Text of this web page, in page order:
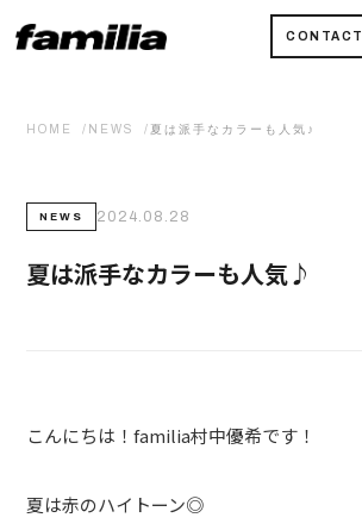
CONTACT
HOME NEWS 夏は派手なカラーも人気♪
NEWS 2024.08.28
夏は派手なカラーも人気♪
こんにちは！familia村中優希です！
夏は赤のハイトーン◎